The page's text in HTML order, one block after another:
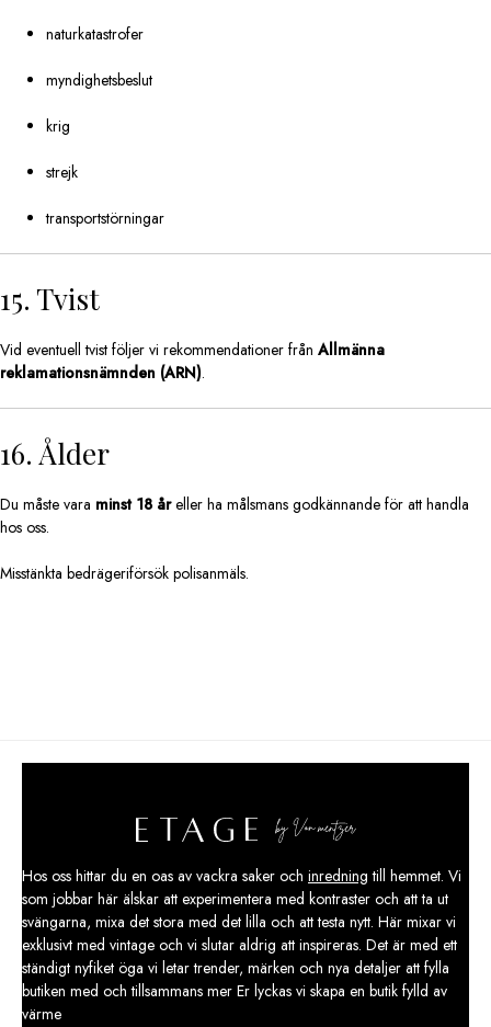
naturkatastrofer
myndighetsbeslut
krig
strejk
transportstörningar
15. Tvist
Vid eventuell tvist följer vi rekommendationer från Allmänna
reklamationsnämnden (ARN).
16. Ålder
Du måste vara minst 18 åreller ha målsmans godkännande för att handla
hos oss.
Misstänkta bedrägeriförsök polisanmäls.
Hos oss hittar du en oas av vackra saker och inredning till hemmet. Vi
som jobbar här älskar att experimentera med kontraster och att ta ut
svängarna, mixa det stora med det lilla och att testa nytt. Här mixar vi
exklusivt med vintage och vi slutar aldrig att inspireras. Det är med ett
ständigt nyfiket öga vi letar trender, märken och nya detaljer att fylla
butiken med och tillsammans mer Er lyckas vi skapa en butik fylld av
värme